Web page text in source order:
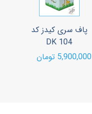
پاف سری کیدز کد
DK 104
5,900,000 تومان